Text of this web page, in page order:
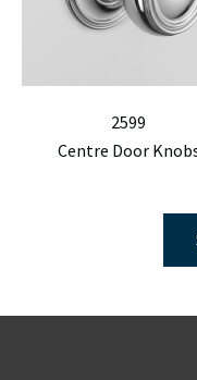
2599
Centre Door